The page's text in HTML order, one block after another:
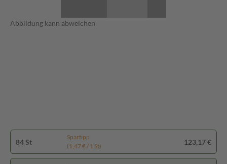
Abbildung kann abweichen
84 St
Spartipp
(1,47 € / 1 St)
123,17 €